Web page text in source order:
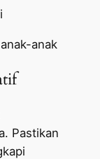
anak
Pastikan